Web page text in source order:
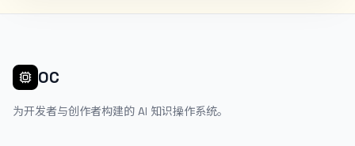
OC
为开发者与创作者构建的 AI 知识操作系统。